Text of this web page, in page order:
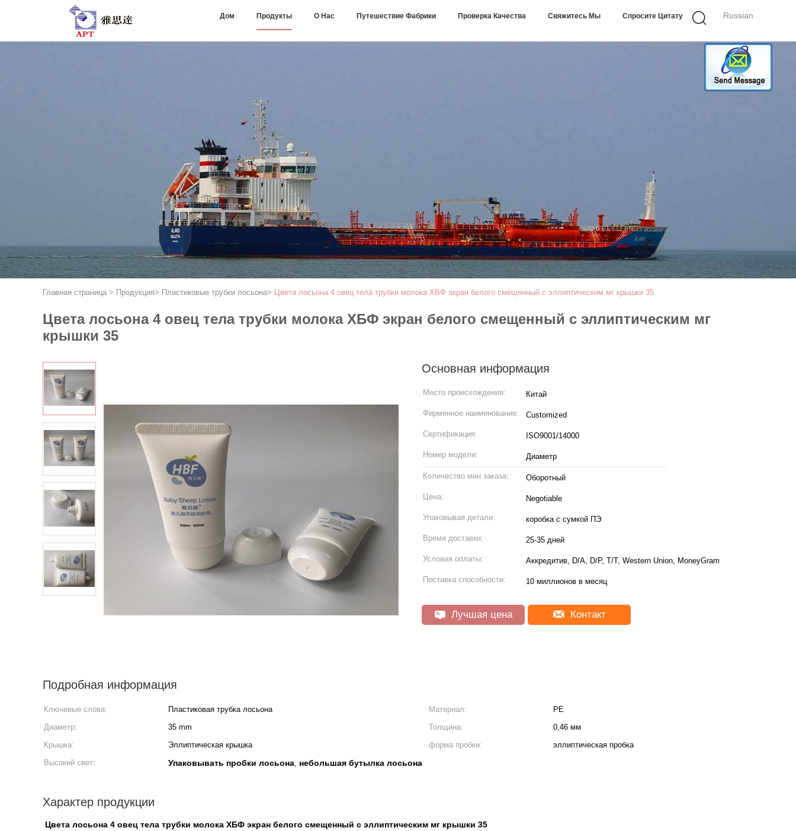
Russian
Дом Продукты О Нас Путешествие Фабрики Проверка Качества Свяжитесь Мы Спросите Цитату
Главная страница > Продукция> Пластиковые трубки лосьона> Цвета лосьона 4 овец тела трубки молока ХБФ экран белого смещенный с эллиптическим мг крышки 35
Цвета лосьона 4 овец тела трубки молока ХБФ экран белого смещенный с эллиптическим мг
крышки 35
Основная информация
Место происхождения: Китай
Фирменное наименование: Customized
Сертификация: ISO9001/14000
Номер модели: Диаметр
Количество мин заказа: Оборотный
Цена: Negotiable
Упаковывая детали: коробка с сумкой ПЭ
Время доставки: 25-35 дней
Условия оплаты: Аккредитив, D/A, D/P, T/T, Western Union, MoneyGram
Поставка способности: 10 миллионов в месяц
Лучшая цена Контакт
Подробная информация
Ключевые слова: Пластиковая трубка лосьона Материал:
PE
Диаметр:
35 mm Толщина:
0,46 мм
Крышка:
Эллиптическая крышка форма пробки:
эллиптическая пробка
Высокий свет:
Упаковывать пробки лосьона, небольшая бутылка лосьона
Характер продукции
Цвета лосьона 4 овец тела трубки молока ХБФ экран белого смещенный с эллиптическим мг крышки 35